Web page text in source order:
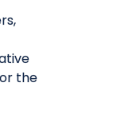
the